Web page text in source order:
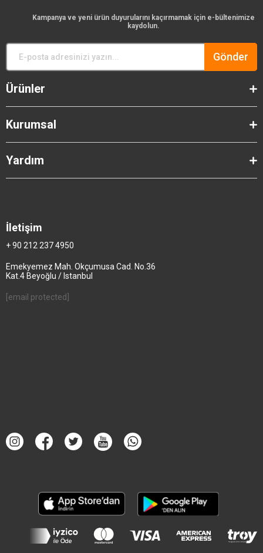
Kampanya ve yeni ürün duyurularını kaçırmamak için e-bültenimize
kaydolun.
Gönder
Ürünler
Kurumsal
Yardım
İletişim
+ 90 212 237 4950
Emekyemez Mah. Okçumusa Cad. No.36
Kat.4 Beyoğlu / Istanbul
[email protected]